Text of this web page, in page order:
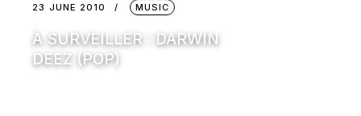
23 JUNE 2010 MUSIC
À SURVEILLER : DARWIN
DEEZ (POP)